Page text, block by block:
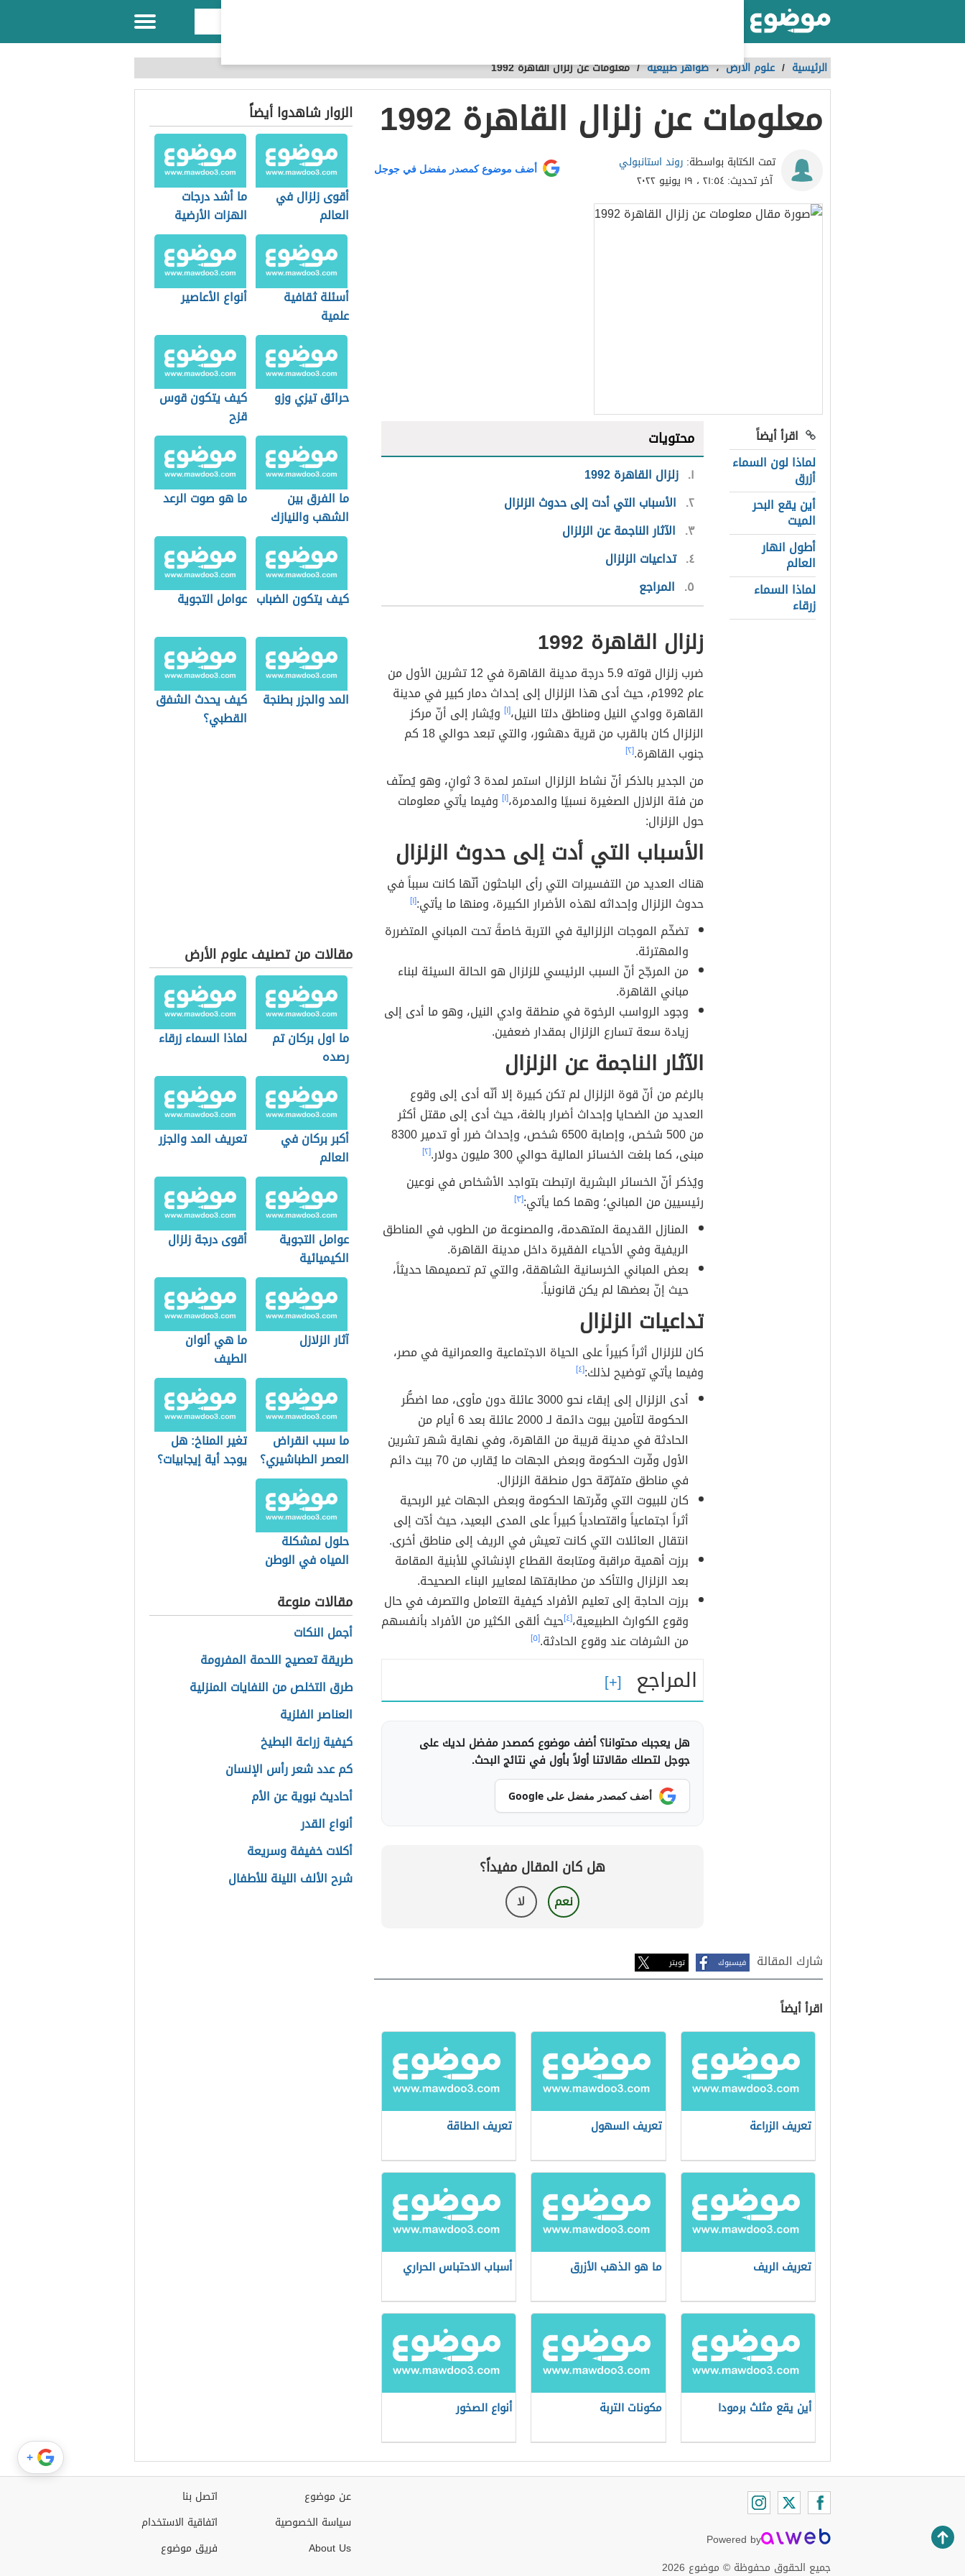
الرئيسية / علوم الأرض،ظواهر طبيعية /معلومات عن زلزال القاهرة 1992
معلومات عن زلزال القاهرة 1992
تمت الكتابة بواسطة: روند استانبولي
آخر تحديث:٢١:٥٤ ، ١٩ يونيو ٢٠٢٢
أضف موضوع كمصدر مفضل في جوجل
اقرأ أيضاً
لماذا لون السماء
أزرق
أين يقع البحر
الميت
أطول انهار
العالم
لماذا السماء
زرقاء
محتويات
١ زلزال القاهرة 1992
٢ الأسباب التي أدت إلى حدوث الزلزال
٣ الآثار الناجمة عن الزلزال
٤ تداعيات الزلزال
٥ المراجع
زلزال القاهرة 1992
ضرب زلزال قوته 5.9 درجة مدينة القاهرة في 12 تشرين الأول من
عام 1992م، حيث أدى هذا الزلزال إلى إحداث دمار كبير في مدينة
القاهرة ووادي النيل ومناطق دلتا النيل،[١] ويُشار إلى أنّ مركز
الزلزال كان بالقرب من قرية دهشور، والتي تبعد حوالي 18 كم
جنوب القاهرة.[٢]
من الجدير بالذكر أنّ نشاط الزلزال استمر لمدة 3 ثوانٍ، وهو يُصنّف
من فئة الزلازل الصغيرة نسبيًا والمدمرة،[١] وفيما يأتي معلومات
حول الزلزال:
الأسباب التي أدت إلى حدوث الزلزال
هناك العديد من التفسيرات التي رأى الباحثون أنّها كانت سبباً في
حدوث الزلزال وإحداثه لهذه الأضرار الكبيرة، ومنها ما يأتي:[١]
تضخّم الموجات الزلزالية في التربة خاصةً تحت المباني المتضررة
والمهترئة.
من المرجّح أنّ السبب الرئيسي للزلزال هو الحالة السيئة لبناء
مباني القاهرة.
وجود الرواسب الرخوة في منطقة وادي النيل، وهو ما أدى إلى
زيادة سعة تسارع الزلزال بمقدار ضعفين.
الآثار الناجمة عن الزلزال
بالرغم من أنّ قوة الزلزال لم تكن كبيرة إلا أنّه أدى إلى وقوع
العديد من الضحايا وإحداث أضرار بالغة، حيث أدى إلى مقتل أكثر
من 500 شخص، وإصابة 6500 شخص، وإحداث ضرر أو تدمير 8300
مبنى، كما بلغت الخسائر المالية حوالي 300 مليون دولار.
[٢]
ويُذكر أنّ الخسائر البشرية ارتبطت بتواجد الأشخاص في نوعين
رئيسيين من المباني؛ وهما كما يأتي:[٣]
المنازل القديمة المتهدمة، والمصنوعة من الطوب في المناطق
الريفية وفي الأحياء الفقيرة داخل مدينة القاهرة.
بعض المباني الخرسانية الشاهقة، والتي تم تصميمها حديثاً،
حيث إنّ بعضها لم يكن قانونياً.
تداعيات الزلزال
كان للزلزال أثراً كبيراً على الحياة الاجتماعية والعمرانية في مصر،
وفيما يأتي توضيح لذلك:[٤]
أدى الزلزال إلى إبقاء نحو 3000 عائلة دون مأوى، مما اضطُّر
الحكومة لتأمين بيوت دائمة لـ 2000 عائلة بعد 6 أيام من
الحادثة في مدينة قريبة من القاهرة، وفي نهاية شهر تشرين
الأول وفّرت الحكومة وبعض الجهات ما يُقارب من 70 بيت دائم
في مناطق متفرّقة حول منطقة الزلزال.
كان للبيوت التي وفّرتها الحكومة وبعض الجهات غير الربحية
أثراً اجتماعياً واقتصادياً كبيراً على المدى البعيد، حيث أدّت إلى
انتقال العائلات التي كانت تعيش في الريف إلى مناطق أخرى.
برزت أهمية مراقبة ومتابعة القطاع الإنشائي للأبنية المقامة
بعد الزلزال والتأكد من مطابقتها لمعايير البناء الصحيحة.
برزت الحاجة إلى تعليم الأفراد كيفية التعامل والتصرف في حال
وقوع الكوارث الطبيعية،[٤] حيث ألقى الكثير من الأفراد بأنفسهم
من الشرفات عند وقوع الحادثة.[٥]
المراجع
هل يعجبك محتوانا؟ أضف موضوع كمصدر مفضل لديك على
جوجل لتصلك مقالاتنا أولاً بأول في نتائج البحث.
أضف كمصدر مفضل على Google
هل كان المقال مفيداً؟
نعم لا
شارك المقالة فيسبوك تويتر
اقرأ أيضاً
تعريف الزراعة تعريف السهول تعريف الطاقة
تعريف الريف ما هو الذهب الأزرق أسباب الاحتباس الحراري
أين يقع مثلث برمودا مكونات التربة أنواع الصخور
الزوار شاهدوا أيضاً
أقوى زلزال في
العالم
ما أشد درجات
الهزات الأرضية
أسئلة ثقافية
علمية
أنواع الأعاصير
حرائق تيزي وزو
كيف يتكون قوس
قزح
ما الفرق بين
الشهب والنيازك
ما هو صوت الرعد
كيف يتكون الضباب عوامل التجوية
المد والجزر بطنجة
كيف يحدث الشفق
القطبي؟
مقالات من تصنيف علوم الأرض
ما اول بركان تم
رصده
لماذا السماء زرقاء
أكبر بركان في
العالم
تعريف المد والجزر
عوامل التجوية
الكيميائية
أقوى درجة زلزال
آثار الزلازل
ما هي ألوان
الطيف
ما سبب انقراض
العصر الطباشيري؟
تغير المناخ: هل
يوجد أية إيجابيات؟
حلول لمشكلة
المياه في الوطن
مقالات منوعة
أجمل النكات
طريقة تعصيج اللحمة المفرومة
طرق التخلص من النفايات المنزلية
العناصر الفلزية
كيفية زراعة البطيخ
كم عدد شعر رأس الإنسان
أحاديث نبوية عن الأم
أنواع القدر
أكلات خفيفة وسريعة
شرح الألف اللينة للأطفال
Powered by
جميع الحقوق محفوظة © موضوع 2026
اتصل بنا
اتفاقية الاستخدام
فريق موضوع
عن موضوع
سياسة الخصوصية
About Us
+